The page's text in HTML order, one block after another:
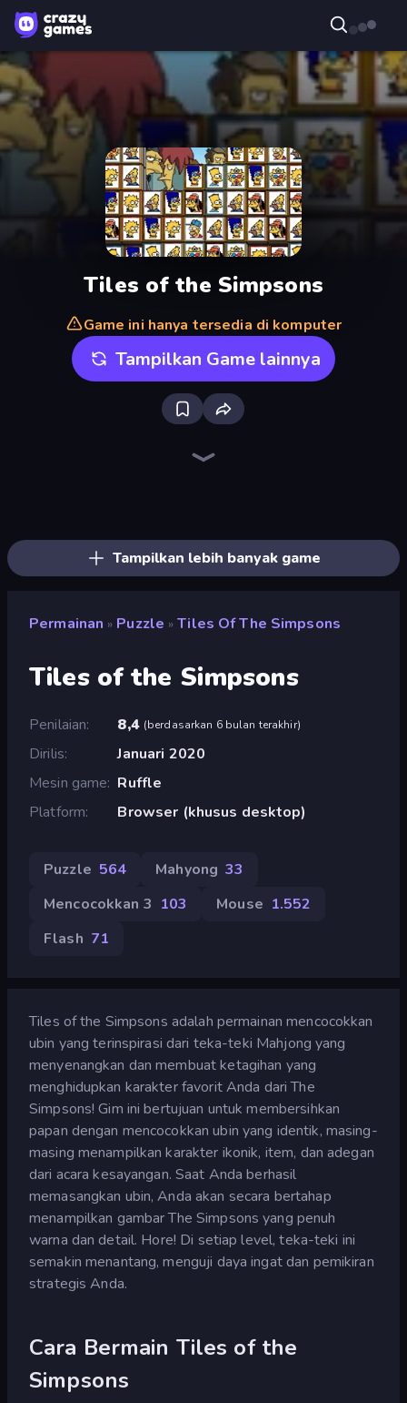
Tiles of the Simpsons
Game ini hanya tersedia di komputer
Tampilkan Game lainnya
Tampilkan lebih banyak game
Permainan » Puzzle » Tiles Of The Simpsons
Tiles of the Simpsons
Penilaian 8,4 (berdasarkan 6 bulan terakhir)
Dirilis
Januari 2020
Mesin game Ruffle
Platform
Browser (khusus desktop)
Puzzle 564 Mahyong 33
Mencocokkan 3 103 Mouse 1.552
Flash 71
Tiles of the Simpsons adalah permainan mencocokkan
ubin yang terinspirasi dari teka-teki Mahjong yang
menyenangkan dan membuat ketagihan yang
menghidupkan karakter favorit Anda dari The
Simpsons! Gim ini bertujuan untuk membersihkan
papan dengan mencocokkan ubin yang identik, masing-
masing menampilkan karakter ikonik, item, dan adegan
dari acara kesayangan. Saat Anda berhasil
memasangkan ubin, Anda akan secara bertahap
menampilkan gambar The Simpsons yang penuh
warna dan detail. Hore! Di setiap level, teka-teki ini
semakin menantang, menguji daya ingat dan pemikiran
strategis Anda.
Cara Bermain Tiles of the
Simpsons